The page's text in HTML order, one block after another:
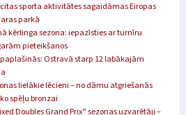
sporta aktivitātes sagaidāmas Eiropas
parkā
kērlinga sezona: iepazīsties ar turnīru
pieteikšanos
Ostravā starp 12 labākajām
lielākie lēcieni – no dāmu atgriešanās
spēļu bronzai
Doubles Grand Prix” sezonas uzvarētāji –